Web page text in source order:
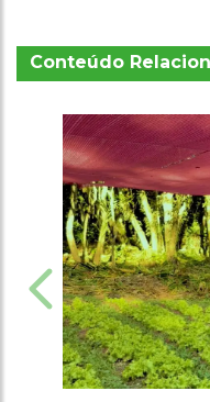
Conteúdo